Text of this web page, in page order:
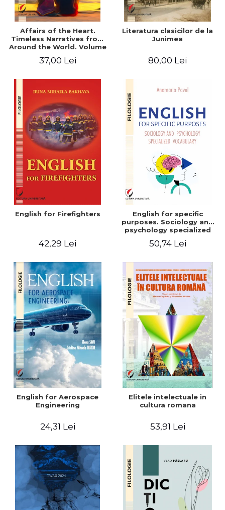
Affairs of the Heart.
Timeless Narratives from
Around the World. Volume
37,00 Lei
Literatura clasicilor de la
Junimea
80,00 Lei
English for Firefighters
42,29 Lei
English for specific
purposes. Sociology and
psychology specialized
50,74 Lei
English for Aerospace
Engineering
24,31 Lei
Elitele intelectuale in
cultura romana
53,91 Lei